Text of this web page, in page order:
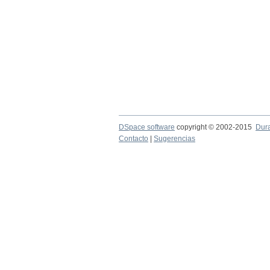
DSpace software copyright © 2002-2015
Contacto
Sugerencias